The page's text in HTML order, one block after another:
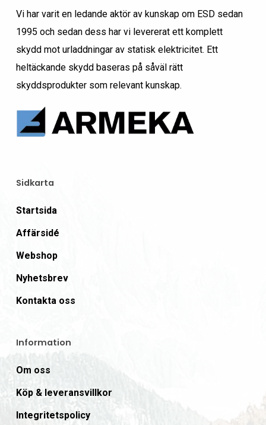
Vi har varit en ledande aktör av kunskap om ESD sedan
1995 och sedan dess har vi levererat ett komplett
skydd mot urladdningar av statisk elektricitet. Ett
heltäckande skydd baseras på såväl rätt
skyddsprodukter som relevant kunskap.
Sidkarta
Startsida
Affärsidé
Webshop
Nyhetsbrev
Kontakta oss
Information
Om oss
Köp & leveransvillkor
Integritetspolicy